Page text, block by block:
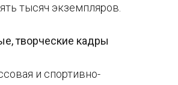
тысяч экземпляров.
творческие кадры
и спортивно-